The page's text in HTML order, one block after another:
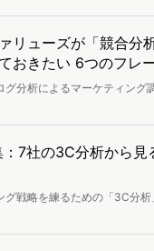
リューズが「競合分
おきたい 6つのフレ
グ分析によるマーケティン
ーケティング・メディア「
7社の3C分析から
グ戦略を練るための「3C分
）、競合（Competitor）
ートなどを取り上げ、それぞ